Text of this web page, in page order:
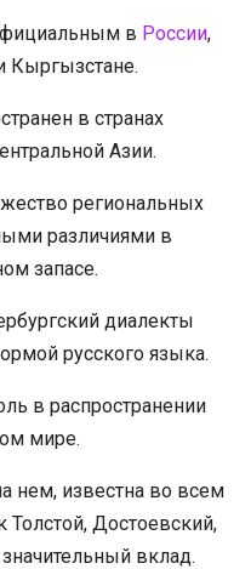
в России,
Кыргызстане.
в странах
Азии.
региональных
различиями в
запасе.
диалекты
русского языка.
в распространении
мире.
нем, известна во всем
Толстой, Достоевский,
вклад.